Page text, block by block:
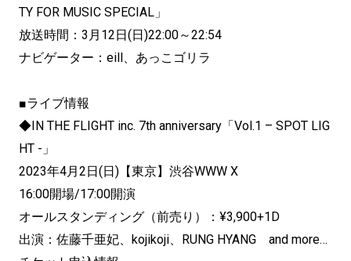
TY FOR MUSIC SPECIAL」
放送時間：3月12日(日)22:00～22:54
ナビゲーター：eill、あっこゴリラ
■ライブ情報
◆IN THE FLIGHT inc. 7th anniversary「Vol.1 – SPOT LIG
HT -」
2023年4月2日(日)【東京】渋谷WWW X
16:00開場/17:00開演
オールスタンディング（前売り）：¥3,900+1D
出演：佐藤千亜妃、kojikoji、RUNG HYANG and more…